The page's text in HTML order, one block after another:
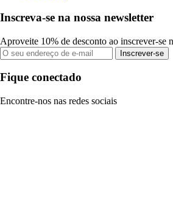
Inscreva-se na nossa newsletter
Aproveite 10% de desconto ao inscrever-se
Inscrever-se
Fique conectado
Encontre-nos nas redes sociais